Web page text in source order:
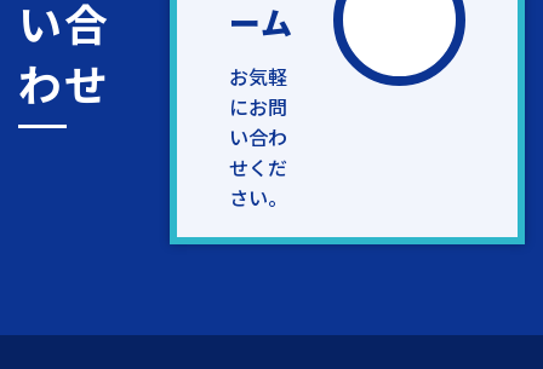
い合
わせ
ーム
お気軽
にお問
い合わ
せくだ
さい。